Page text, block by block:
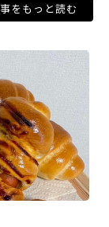
をもっと読む